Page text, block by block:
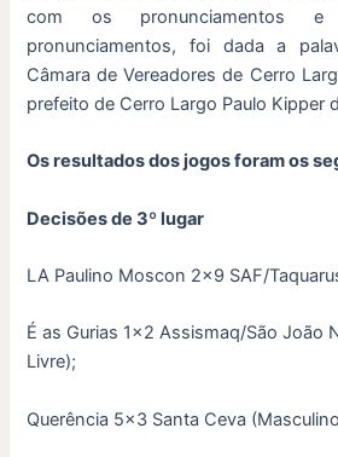
com os pronunciamentos e
pronunciamentos, foi dada a
Câmara de Vereadores de Cerro
prefeito de Cerro Largo Paulo Kipper
Os resultados dos jogos foram os
Decisões de 3º lugar
LA Paulino Moscon 2×9 SAF/
É as Gurias 1×2 Assismaq/São João
Livre);
Querência 5×3 Santa Ceva